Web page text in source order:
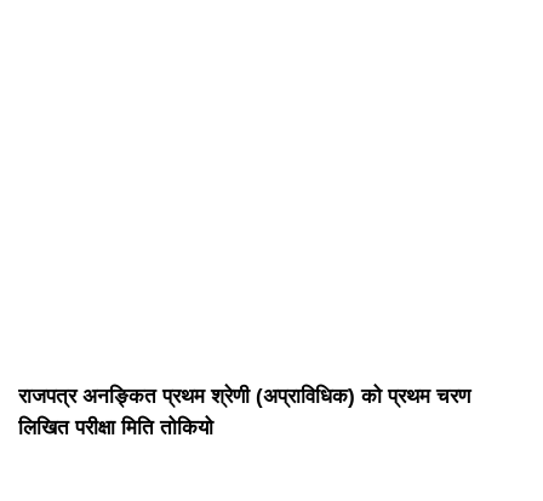
राजपत्र अनङ्कित प्रथम श्रेणी (अप्राविधिक) को प्रथम चरण
लिखित परीक्षा मिति तोकियो